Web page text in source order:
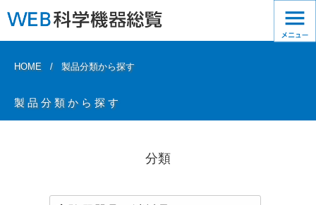
HOME 製品分類から探す
製品分類から探す
分類